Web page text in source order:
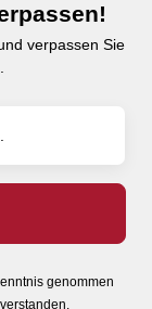
verpassen Sie
genommen